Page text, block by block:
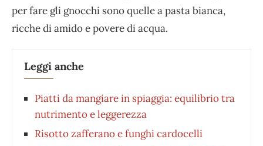
per fare gli gnocchi sono quelle a pasta bianca,
ricche di amido e povere di acqua.
Leggi anche
Piatti da mangiare in spiaggia: equilibrio tra
nutrimento e leggerezza
Risotto zafferano e funghi cardocelli